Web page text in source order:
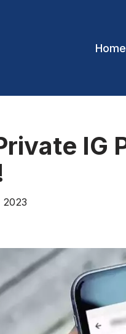
Home
IG
2023